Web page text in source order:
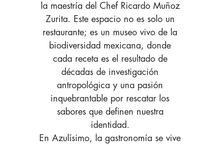
la maestría del Chef Ricardo Muñoz
Zurita. Este espacio no es solo un
restaurante; es un museo vivo de la
biodiversidad mexicana, donde
cada receta es el resultado de
décadas de investigación
antropológica y una pasión
inquebrantable por rescatar los
sabores que definen nuestra
identidad.
En Azulísimo, la gastronomía se vive